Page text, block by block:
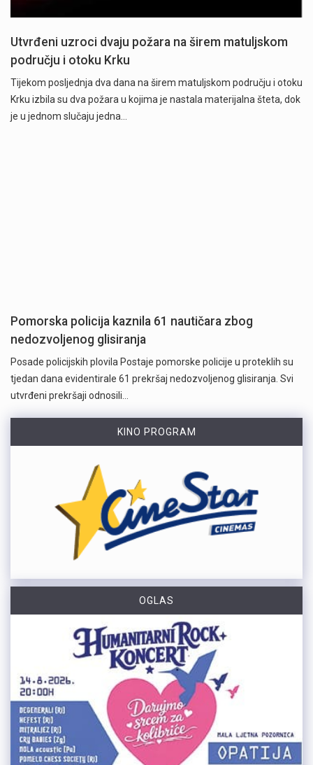
Utvrđeni uzroci dvaju požara na širem matuljskom
području i otoku Krku
Tijekom posljednja dva dana na širem matuljskom području i otoku
Krku izbila su dva požara u kojima je nastala materijalna šteta, dok
je u jednom slučaju jedna…
Pomorska policija kaznila 61 nautičara zbog
nedozvoljenog glisiranja
Posade policijskih plovila Postaje pomorske policije u proteklih su
tjedan dana evidentirale 61 prekršaj nedozvoljenog glisiranja. Svi
utvrđeni prekršaji odnosili…
KINO PROGRAM
OGLAS